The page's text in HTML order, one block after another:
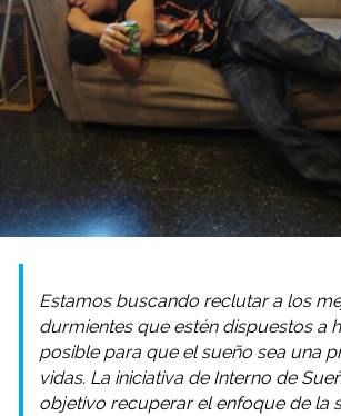
Estamos buscando reclutar a los
durmientes que estén dispuestos a
posible para que el sueño sea una
vidas. La iniciativa de Interno de
objetivo recuperar el enfoque de la